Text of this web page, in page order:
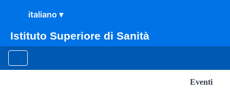
Istituto Superiore di Sanità
Eventi